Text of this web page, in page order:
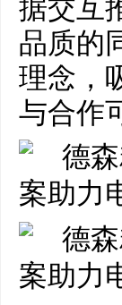
据交互
品质的
理念，
与合作